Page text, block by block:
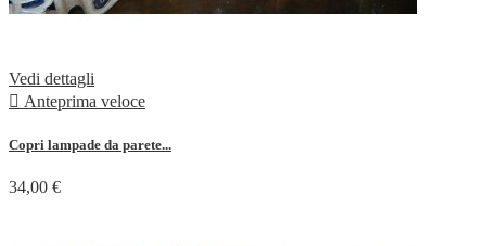
Vedi dettagli
 Anteprima veloce
Copri lampade da parete...
34,00 €